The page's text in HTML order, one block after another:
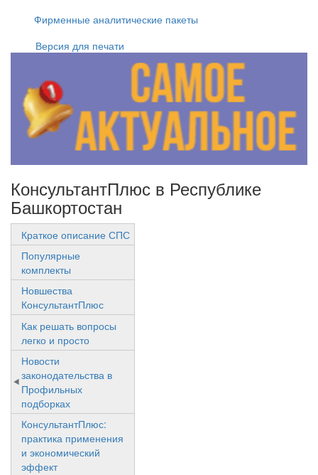
Фирменные аналитические пакеты
Версия для печати
КонсультантПлюс в Республике
Башкортостан
Краткое описание СПС
Популярные
комплекты
Новшества
КонсультантПлюс
Как решать вопросы
легко и просто
Новости
законодательства в
Профильных
подборках
КонсультантПлюс:
практика применения
и экономический
эффект